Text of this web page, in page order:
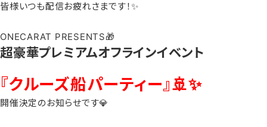
皆様いつも配信お疲れさまです！✨
ONECARAT PRESENTS🎁
超豪華プレミアムオフラインイベント
『クルーズ船パーティー』🚢✨
開催決定のお知らせです💎